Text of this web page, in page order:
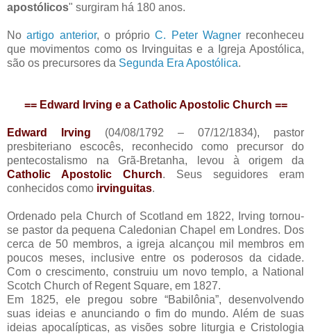
apostólicos" surgiram há 180 anos.
Noartigo anterior, o próprioC. Peter Wagnerreconheceu
que movimentos como os Irvinguitas e a Igreja Apostólica,
são os precursores da Segunda Era Apostólica.
== Edward Irving e a Catholic Apostolic Church ==
Edward Irving (04/08/1792 – 07/12/1834), pastor
presbiteriano escocês, reconhecido como precursor do
pentecostalismo na Grã-Bretanha, levou à origem da
Catholic Apostolic Church. Seus seguidores eram
conhecidos como irvinguitas.
Ordenado pela Church of Scotland em 1822, Irving tornou-
se pastor da pequena Caledonian Chapel em Londres. Dos
cerca de 50 membros, a igreja alcançou mil membros em
poucos meses, inclusive entre os poderosos da cidade.
Com o crescimento, construiu um novo templo, a National
Scotch Church of Regent Square, em 1827.
Em 1825, ele pregou sobre “Babilônia”, desenvolvendo
suas ideias e anunciando o fim do mundo. Além de suas
ideias apocalípticas, as visões sobre liturgia e Cristologia